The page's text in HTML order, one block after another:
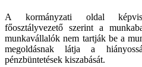
A kormányzati oldal
főosztályvezető szerint a
munkavállalók nem tartják be a
megoldásnak látja a
pénzbüntetések kiszabását.